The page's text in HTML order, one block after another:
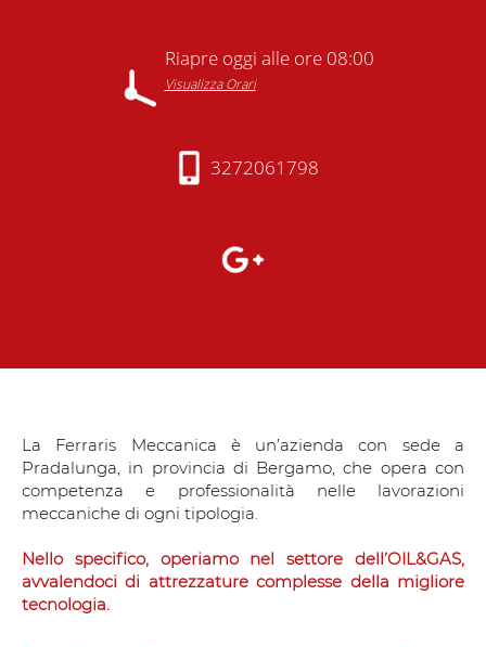
Riapre oggi alle ore 08:00
Visualizza Orari
3272061798
La Ferraris Meccanica è un’azienda con sede a
Pradalunga, in provincia di Bergamo, che opera con
competenza e professionalità nelle lavorazioni
meccaniche di ogni tipologia.
Nello specifico, operiamo nel settore dell’OIL&GAS,
avvalendoci di attrezzature complesse della migliore
tecnologia.